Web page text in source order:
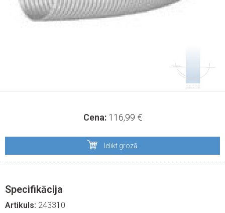
Cena: 116,99 €
Ielikt grozā
Specifikācija
Artikuls: 243310